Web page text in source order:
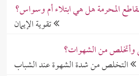
المحرمة هل هي ابتلاء أم وسواس؟
تقوية الإيمان
وأتخلص من الشهوات؟
التخلص من شدة الشهوة عند الشباب